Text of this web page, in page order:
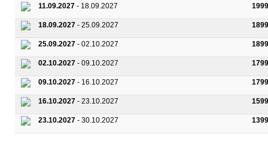
11.09.2027 - 18.09.2027
18.09.2027 - 25.09.2027
25.09.2027 - 02.10.2027
02.10.2027 - 09.10.2027
09.10.2027 - 16.10.2027
16.10.2027 - 23.10.2027
23.10.2027 - 30.10.2027